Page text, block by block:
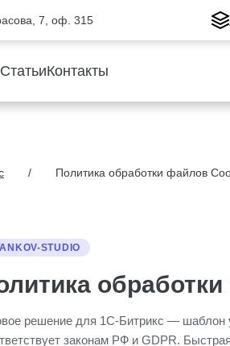
7, оф. 315
СтатьиКонтакты
Политика обработки файлов
STUDIO
решение для 1С-Битрикс — шаблон
законам РФ и GDPR.